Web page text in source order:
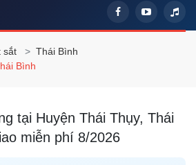
sắt
Thái Bình
Bình
tại Huyện Thái Thụy, Thái
miễn phí 8/2026